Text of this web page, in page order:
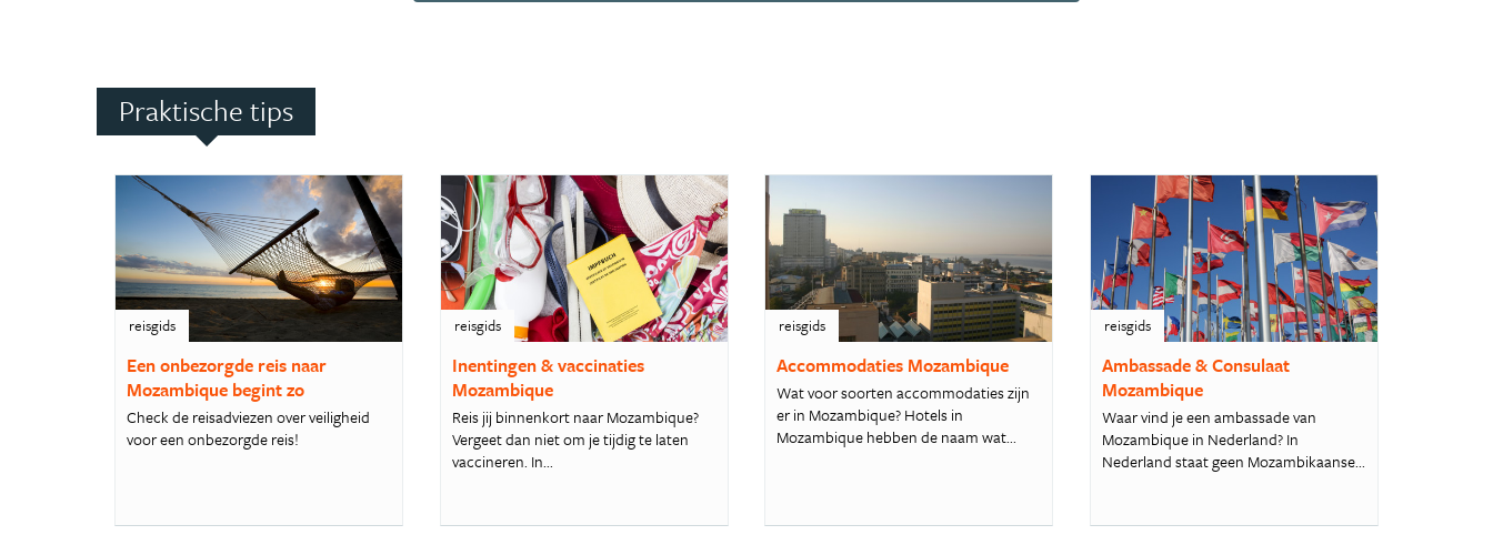
Praktische tips
reisgids
Een onbezorgde reis naar
Mozambique begint zo
Check de reisadviezen over veiligheid
voor een onbezorgde reis!
reisgids
Inentingen & vaccinaties
Mozambique
Reis jij binnenkort naar Mozambique?
Vergeet dan niet om je tijdig te laten
vaccineren. In...
reisgids
Accommodaties Mozambique
Wat voor soorten accommodaties zijn
er in Mozambique? Hotels in
Mozambique hebben de naam wat...
reisgids
Ambassade & Consulaat
Mozambique
Waar vind je een ambassade van
Mozambique in Nederland? In
Nederland staat geen Mozambikaanse...